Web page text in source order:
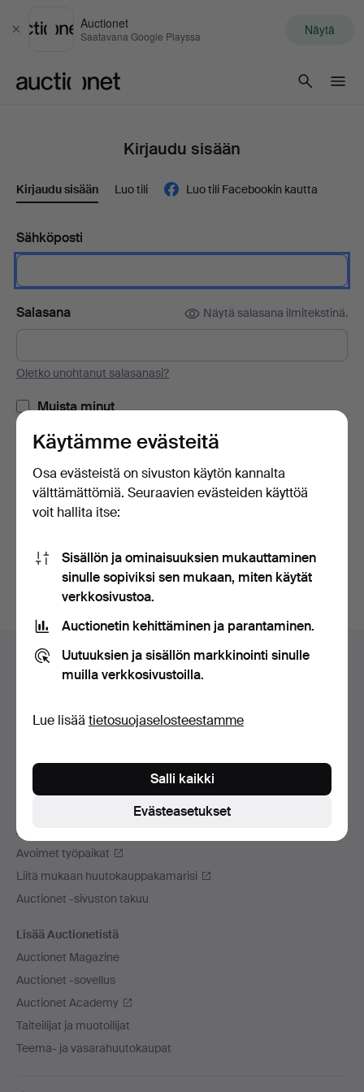
Sulje
Auctionet
Saatavana Google Playssa Näytä
Kirjaudu sisään
Kirjaudu sisään Luo tili Luo tili Facebookin kautta
Sähköposti
Salasana Näytä salasana ilmitekstinä.
Oletko unohtanut salasanasi?
Muista minut
tai kirjaudu Facebookiin täällä
Apua ja yhteystiedot
Ota yhteyttä tekniseen tukeen
Maksuvaihtoehdot
Sosiaaliset mediat
Auctionet -sivustosta
Avoimet työpaikat
Liitä mukaan huutokauppakamarisi
Auctionet -sivuston takuu
Lisää Auctionetistä
Auctionet Magazine
Auctionet -sovellus
Auctionet Academy
Taiteilijat ja muotoilijat
Teema- ja vasarahuutokaupat
Käytämme evästeitä
Osa evästeistä on sivuston käytön kannalta
välttämättömiä. Seuraavien evästeiden käyttöä
voit hallita itse:
Sisällön ja ominaisuuksien mukauttaminen
sinulle sopiviksi sen mukaan, miten käytät
verkkosivustoa.
Auctionetin kehittäminen ja parantaminen.
Uutuuksien ja sisällön markkinointi sinulle
muilla verkkosivustoilla.
Lue lisää tietosuojaselosteestamme
Evästeasetukset
Salli kaikki